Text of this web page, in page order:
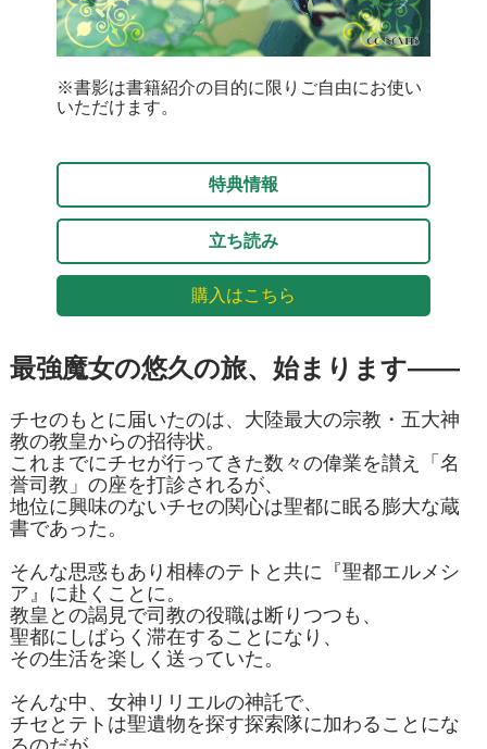
最強魔女の悠久の旅、始まります――
チセのもとに届いたのは、大陸最大の宗教・五大神
教の教皇からの招待状。
これまでにチセが行ってきた数々の偉業を讃え「名
誉司教」の座を打診されるが、
地位に興味のないチセの関心は聖都に眠る膨大な蔵
書であった。
そんな思惑もあり相棒のテトと共に『聖都エルメシ
ア』に赴くことに。
教皇との謁見で司教の役職は断りつつも、
聖都にしばらく滞在することになり、
その生活を楽しく送っていた。
そんな中、女神リリエルの神託で、
チセとテトは聖遺物を探す探索隊に加わることにな
※書影は書籍紹介の目的に限りご自由にお使い
いただけます。
特典情報
立ち読み
購入はこちら